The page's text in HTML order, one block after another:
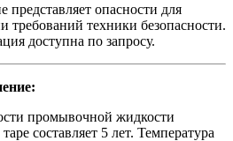
представляет опасности для
требований техники безопасности.
доступна по запросу.
промывочной жидкости
составляет 5 лет. Температура